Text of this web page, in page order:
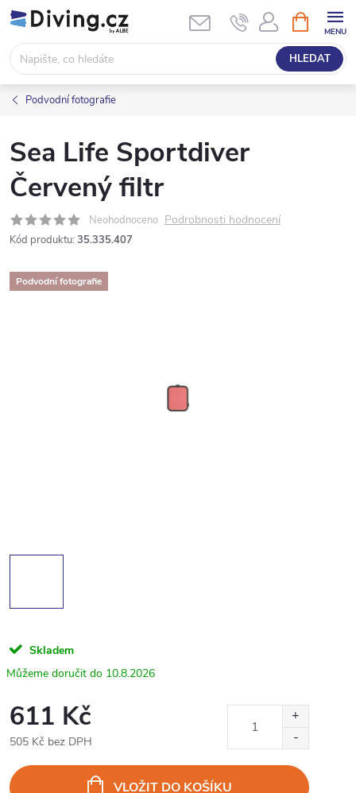
Přejít
na
obsah
HLEDAT
NÁKUPNÍ
KOŠÍK
Podvodní fotografie
Sea Life Sportdiver
Červený filtr
Neohodnoceno Podrobnosti hodnocení
Kód produktu: 35.335.407
Podvodní fotografie
Skladem
10.8.2026
611 Kč
505 Kč bez DPH
cena:
VLOŽIT DO KOŠÍKU